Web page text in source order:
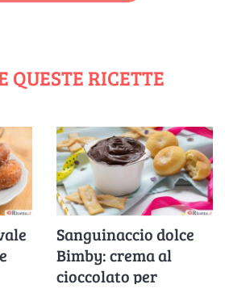
QUESTE RICETTE
Sanguinaccio dolce
Bimby: crema al
cioccolato per